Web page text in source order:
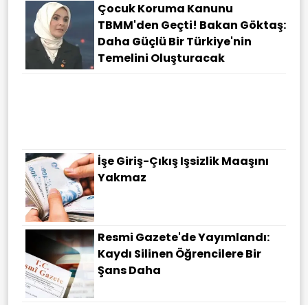
Çocuk Koruma Kanunu
TBMM'den Geçti! Bakan Göktaş:
Daha Güçlü Bir Türkiye'nin
Temelini Oluşturacak
İşe Giriş-Çıkış Işsizlik Maaşını
Yakmaz
Resmi Gazete'de Yayımlandı:
Kaydı Silinen Öğrencilere Bir
Şans Daha